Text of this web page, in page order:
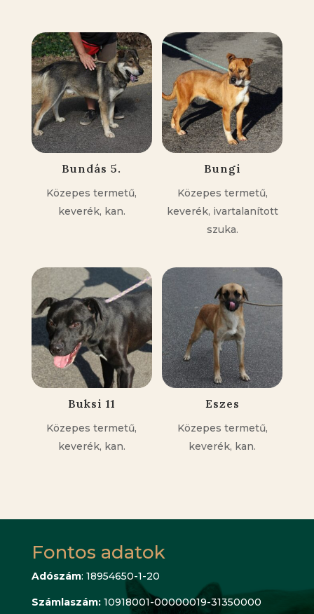
Bundás 5.
Közepes termetű,
keverék, kan.
Bungi
Közepes termetű,
keverék, ivartalanított
szuka.
Buksi 11
Közepes termetű,
keverék, kan.
Eszes
Közepes termetű,
keverék, kan.
Fontos adatok
Adószám: 18954650-1-20
Számlaszám: 10918001-00000019-31350000